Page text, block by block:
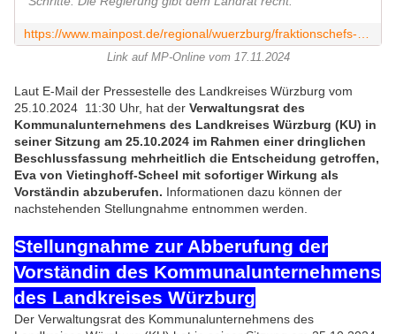
Link auf MP-Online vom 17.11.2024
Laut E-Mail der Pressestelle des Landkreises Würzburg vom
25.10.2024 11:30 Uhr, hat der Verwaltungsrat des
Kommunalunternehmens des Landkreises Würzburg (KU) in
seiner Sitzung am 25.10.2024 im Rahmen einer dringlichen
Beschlussfassung mehrheitlich die Entscheidung getroffen,
Eva von Vietinghoff-Scheel mit sofortiger Wirkung als
Vorständin abzuberufen. Informationen dazu können der
nachstehenden Stellungnahme entnommen werden.
Stellungnahme zur Abberufung der
Vorständin des Kommunalunternehmens
des Landkreises Würzburg
Der Verwaltungsrat des Kommunalunternehmens des